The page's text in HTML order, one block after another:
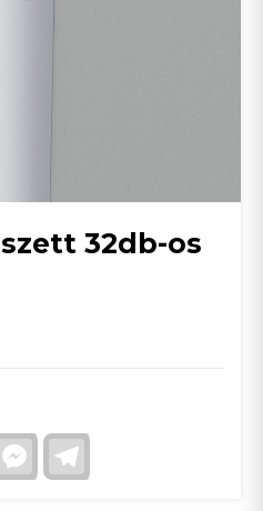
32db-os
Facebook
Messenger